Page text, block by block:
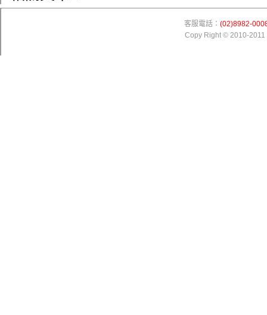
客服電話： (02)8982-
Copy Right © 2010-2011